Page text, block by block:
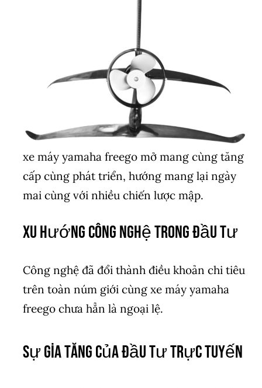
xe máy yamaha freego mở mang cùng tăng
cấp cùng phát triển, hướng mang lại ngày
mai cùng với nhiều chiến lược mập.
Xu Hướng Công Nghệ Trong Đầu Tư
Công nghệ đã đổi thành điều khoản chi tiêu
trên toàn núm giới cùng xe máy yamaha
freego chưa hẳn là ngoại lệ.
Sự Gia Tăng Của Đầu Tư Trực Tuyến